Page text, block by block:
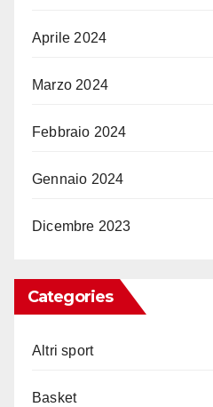
Aprile 2024
Marzo 2024
Febbraio 2024
Gennaio 2024
Dicembre 2023
Categories
Altri sport
Basket